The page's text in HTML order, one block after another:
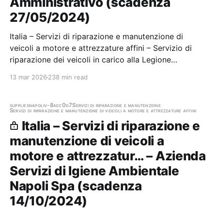
27/05/2024)
Italia – Servizi di riparazione e manutenzione di
veicoli a motore e attrezzature affini – Servizio di
riparazione dei veicoli in carico alla Legione
13 mar 2026 238 min read
suppliesnapoliv-8aec0d7Servizi di riparazione e manutenzione
Servizi di riparazione e manutenzione di veicoli a motore e attrezzature affini
Italia – Servizi di riparazione e
manutenzione di veicoli a
motore e attrezzatur… – Azienda
Servizi di Igiene Ambientale
Napoli Spa (scadenza
14/10/2024)